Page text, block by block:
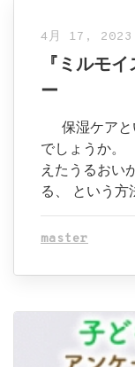
4月 17, 2023
『ミルモ
ー
保湿ケアと
でしょうか。
えたうるおい
る、 という方
master